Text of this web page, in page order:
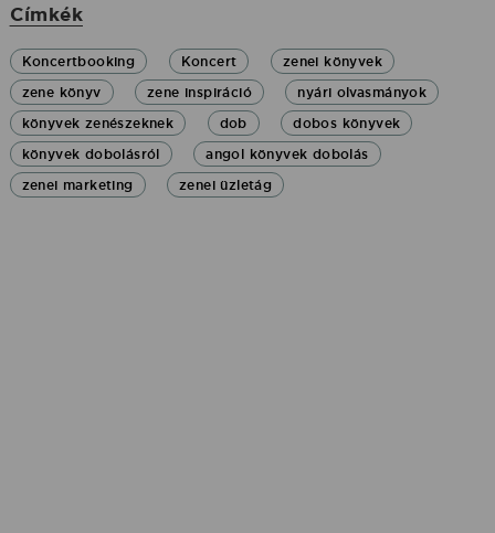
Címkék
Koncertbooking Koncert
zenei könyvek
zene könyv
zene inspiráció
nyári olvasmányok
könyvek zenészeknek
dob
dobos könyvek
könyvek dobolásról
angol könyvek dobolás
zenei marketing
zenei üzletág